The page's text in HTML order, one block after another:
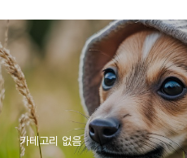
카테고리 없음